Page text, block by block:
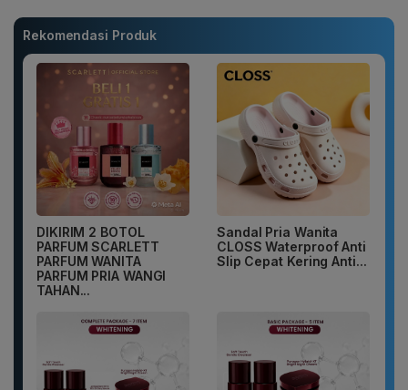
Rekomendasi Produk
DIKIRIM 2 BOTOL
PARFUM SCARLETT
PARFUM WANITA
PARFUM PRIA WANGI
TAHAN...
Sandal Pria Wanita
CLOSS Waterproof Anti
Slip Cepat Kering Anti...